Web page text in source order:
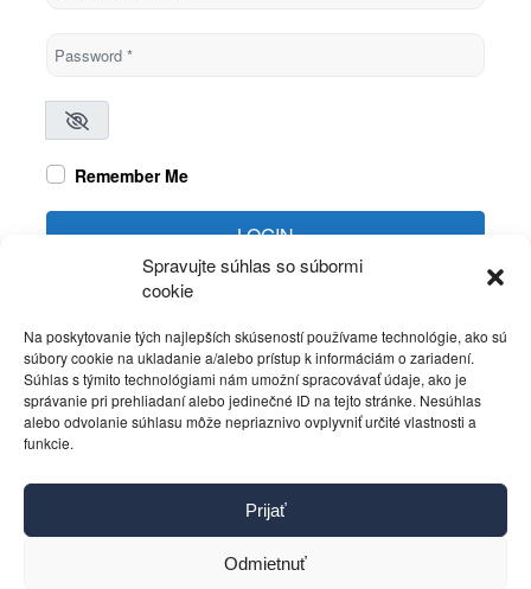
Spravujte súhlas so súbormi
cookie
Na poskytovanie tých najlepších skúseností používame technológie, ako sú
súbory cookie na ukladanie a/alebo prístup k informáciám o zariadení.
Súhlas s týmito technológiami nám umožní spracovávať údaje, ako je
správanie pri prehliadaní alebo jedinečné ID na tejto stránke. Nesúhlas
alebo odvolanie súhlasu môže nepriaznivo ovplyvniť určité vlastnosti a
funkcie.
Prijať
Odmietnuť
Password*
Remember Me
LOGIN
Kontakt
Pravidlá používania